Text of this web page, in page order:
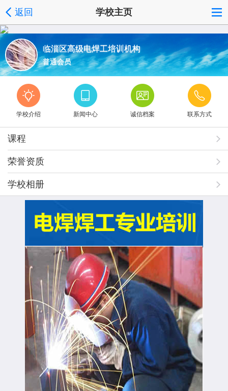
返回 学校主页
临淄区高级电焊工培训机构
普通会员
学校介绍 新闻中心 诚信档案 联系方式
课程
荣誉资质
学校相册